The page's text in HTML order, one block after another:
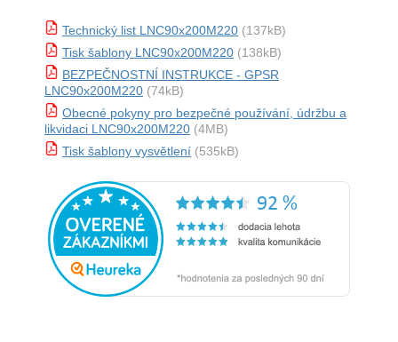
Technický list LNC90x200M220 (137kB)
Tisk šablony LNC90x200M220 (138kB)
BEZPEČNOSTNÍ INSTRUKCE - GPSR
LNC90x200M220 (74kB)
Obecné pokyny pro bezpečné používání, údržbu a
likvidaci LNC90x200M220 (4MB)
Tisk šablony vysvětlení (535kB)